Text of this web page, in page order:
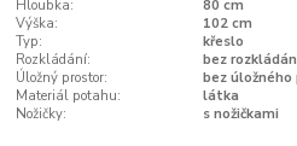
Hloubka:
80 cm
Výška:
102 cm
Typ:
křeslo
Rozkládání:
bez
Úložný prostor:
bez úložného
Materiál potahu:
látka
Nožičky:
s nožičkami